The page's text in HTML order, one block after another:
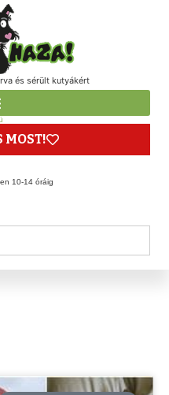
és sérült kutyákért
MOST!
10-14 óráig